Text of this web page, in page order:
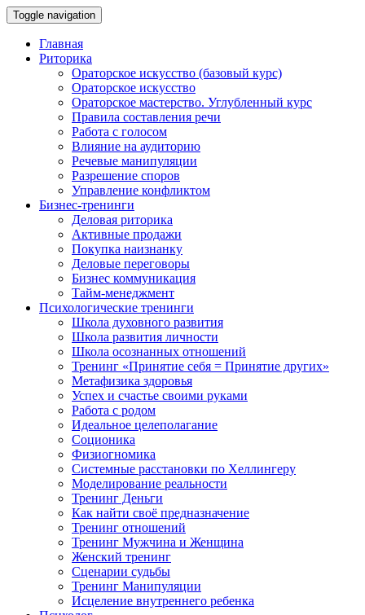
Toggle navigation
Главная
Риторика
Ораторское искусство (базовый курс)
Ораторское искусство
Ораторское мастерство. Углубленный курс
Правила составления речи
Работа с голосом
Влияние на аудиторию
Речевые манипуляции
Разрешение споров
Управление конфликтом
Бизнес-тренинги
Деловая риторика
Активные продажи
Покупка наизнанку
Деловые переговоры
Бизнес коммуникация
Тайм-менеджмент
Психологические тренинги
Школа духовного развития
Школа развития личности
Школа осознанных отношений
Тренинг «Принятие себя = Принятие других»
Метафизика здоровья
Успех и счастье своими руками
Работа с родом
Идеальное целеполагание
Соционика
Физиогномика
Системные расстановки по Хеллингеру
Моделирование реальности
Тренинг Деньги
Как найти своё предназначение
Тренинг отношений
Тренинг Мужчина и Женщина
Женский тренинг
Сценарии судьбы
Тренинг Манипуляции
Исцеление внутреннего ребенка